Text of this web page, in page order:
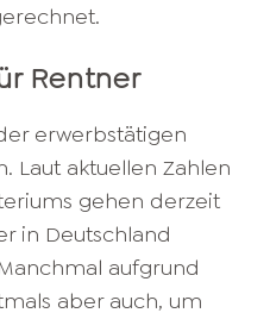
Rentner
erwerbstätigen
Laut aktuellen Zahlen
gehen derzeit
in Deutschland
aufgrund
aber auch, um